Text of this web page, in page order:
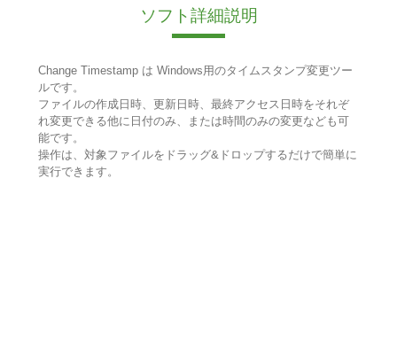
ソフト詳細説明
Change Timestamp は Windows用のタイムスタンプ変更ツー
ルです。
ファイルの作成日時、更新日時、最終アクセス日時をそれぞ
れ変更できる他に日付のみ、または時間のみの変更なども可
能です。
操作は、対象ファイルをドラッグ&ドロップするだけで簡単に
実行できます。